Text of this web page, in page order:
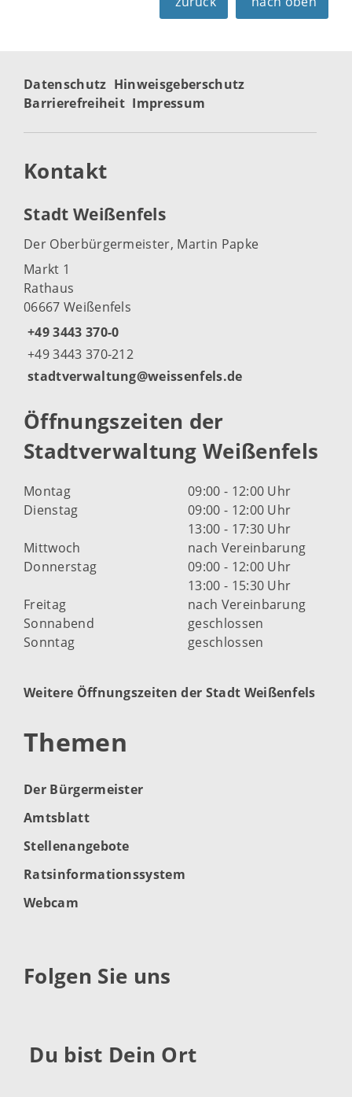
Datenschutz Hinweisgeberschutz
Barrierefreiheit Impressum
Kontakt
Stadt Weißenfels
Der Oberbürgermeister, Martin Papke
Markt 1
Rathaus
06667 Weißenfels
+49 3443 370-0
+49 3443 370-212
stadtverwaltung@weissenfels.de
Öffnungszeiten der
Stadtverwaltung Weißenfels
Montag
09:00 - 12:00 Uhr
Dienstag
09:00 - 12:00 Uhr
13:00 - 17:30 Uhr
Mittwoch
nach Vereinbarung
Donnerstag
09:00 - 12:00 Uhr
13:00 - 15:30 Uhr
Freitag
nach Vereinbarung
Sonnabend
geschlossen
Sonntag
geschlossen
Weitere Öffnungszeiten der Stadt Weißenfels
Themen
Der Bürgermeister
Amtsblatt
Stellenangebote
Ratsinformationssystem
Webcam
Folgen Sie uns
Du bist Dein Ort